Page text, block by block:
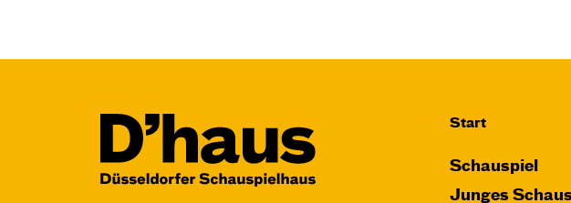
Start
Schauspiel
Junges